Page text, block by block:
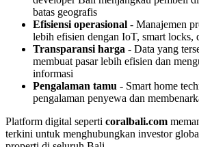
batas geografis
Efisiensi operasional - Manajemen
lebih efisien dengan IoT, smart locks,
Transparansi harga - Data yang
membuat pasar lebih efisien dan
informasi
Pengalaman tamu - Smart home
pengalaman penyewa dan
Platform digital seperti coralbali.com
terkini untuk menghubungkan investor